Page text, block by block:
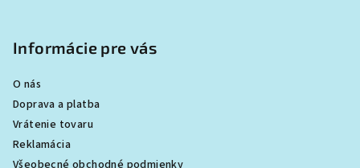
Informácie pre vás
O nás
Doprava a platba
Vrátenie tovaru
Reklamácia